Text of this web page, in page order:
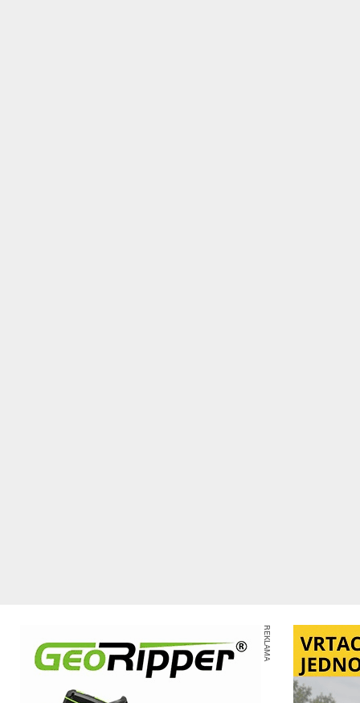
REKLAMA